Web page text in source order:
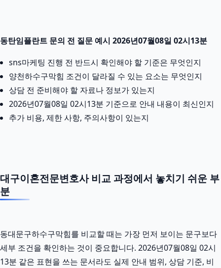
동탄임플란트 문의 전 질문 예시 2026년07월08일 02시13분
sns마케팅 진행 전 반드시 확인해야 할 기준은 무엇인지
양천하수구막힘 조건이 달라질 수 있는 요소는 무엇인지
상담 전 준비해야 할 자료나 정보가 있는지
2026년07월08일 02시13분 기준으로 안내 내용이 최신인지
추가 비용, 제한 사항, 주의사항이 있는지
대구이혼전문변호사 비교 과정에서 놓치기 쉬운 부
분
동대문구하수구막힘를 비교할 때는 가장 먼저 보이는 문구보다
세부 조건을 확인하는 것이 중요합니다. 2026년07월08일 02시
13분 같은 표현을 쓰는 문서라도 실제 안내 범위, 상담 기준, 비